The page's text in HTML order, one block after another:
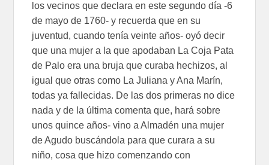
los vecinos que declara en este segundo día -6
de mayo de 1760- y recuerda que en su
juventud, cuando tenía veinte años- oyó decir
que una mujer a la que apodaban La Coja Pata
de Palo era una bruja que curaba hechizos, al
igual que otras como La Juliana y Ana Marín,
todas ya fallecidas. De las dos primeras no dice
nada y de la última comenta que, hará sobre
unos quince años- vino a Almadén una mujer
de Agudo buscándola para que curara a su
niño, cosa que hizo comenzando con